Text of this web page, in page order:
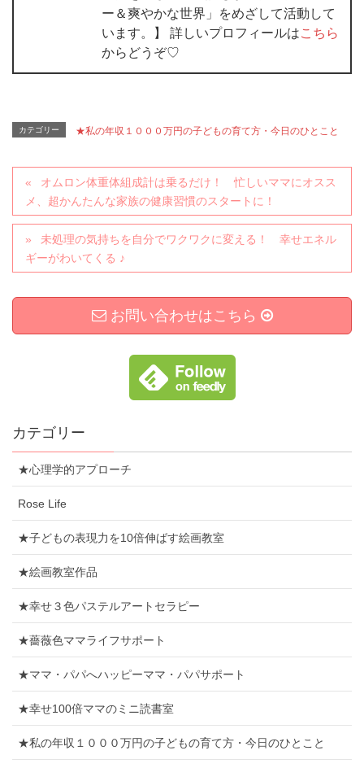
ー＆爽やかな世界」をめざして活動して
います。】 詳しいプロフィールはこちら
からどうぞ♡
カテゴリー ★私の年収１０００万円の子どもの育て方・今日のひとこと
オムロン体重体組成計は乗るだけ！ 忙しいママにオスス
メ、超かんたんな家族の健康習慣のスタートに！
未処理の気持ちを自分でワクワクに変える！ 幸せエネル
ギーがわいてくる ♪
お問い合わせはこちら
カテゴリー
★心理学的アプローチ
Rose Life
★子どもの表現力を10倍伸ばす絵画教室
★絵画教室作品
★幸せ３色パステルアートセラピー
★薔薇色ママライフサポート
★ママ・パパへハッピーママ・パパサポート
★幸せ100倍ママのミニ読書室
★私の年収１０００万円の子どもの育て方・今日のひとこと